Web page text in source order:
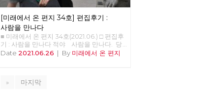
좌파 세력과 연대를 모색한다. 셋째, 모든 광
역당부에서 지방선거 출마를 준비하고, 그 결
과로 지방의회에 재입성한다. 넷째, 세부적인
계획은 선거기획단에서 준비하고, 전국위원
회에 제출한다. 당대회 준비가 시작되고 선
거 대응이 시작되면서, 기관지 [미래에서 온
편지]의 역할도 커질 듯합니다. 하지만 마다
다는, 작게나마 느리게나마 우리의 길을 내는
것이 미래를 현실에서 실천하는 올바른 삶인
져올까 하는 점에 대한 단초들도 보이기 시작
고자 한다. 국가가 돌아왔다. ‘돌아옴’, ‘귀
환’은 ‘사건’이다. 우리가 일하기 위해 집을 나
섰다가 그날의 일과 후에 돌아오는 일을 귀환
이라고 부르지 않듯이, 귀환에는 극적인 요소
가 개입한다. 만약, 그날의 일과 중에 붕괴된
다리를 건넜거나, 백화점에 들렀다가 왔거나
만큼, ‘국가’는 존재하였지만 부재하는 것처
[미래에서 온 편지 34호] 편집후기 :
사람을 만나다
■ 미래에서 온 편지 34호(2021.06.) □ 편집후
기 : 사람을 만나다 적야 사람을 만나다. 당
원을 만난다. “저는 노동당 당원 000입니
고 만나는 과정에서 노동당에 다양한 활동가
Date 2021.06.26 | By 미래에서 온 편지
» 마지막